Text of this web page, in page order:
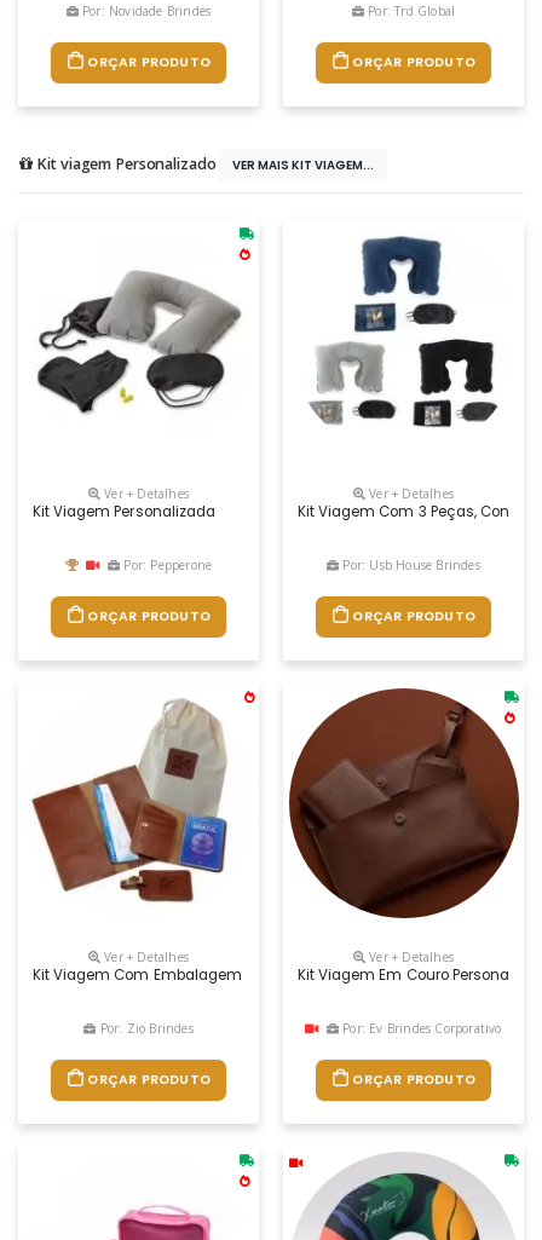
Por: Novidade Brindes
ORÇAR PRODUTO
Por: Trd Global
ORÇAR PRODUTO
Kit viagem Personalizado VER MAIS KIT VIAGEM...
Ver + Detalhes
Kit Viagem Personalizada
Por: Pepperone
ORÇAR PRODUTO
Ver + Detalhes
Kit Viagem Com 3 Peças,
Por: Usb House Brindes
ORÇAR PRODUTO
Ver + Detalhes
Kit Viagem Com Embalagem – Kv1 Pode Ser Confeccionado Em
Por: Zio Brindes
ORÇAR PRODUTO
Ver + Detalhes
Kit Viagem Em Couro
Por: Ev Brindes Corporativo
ORÇAR PRODUTO